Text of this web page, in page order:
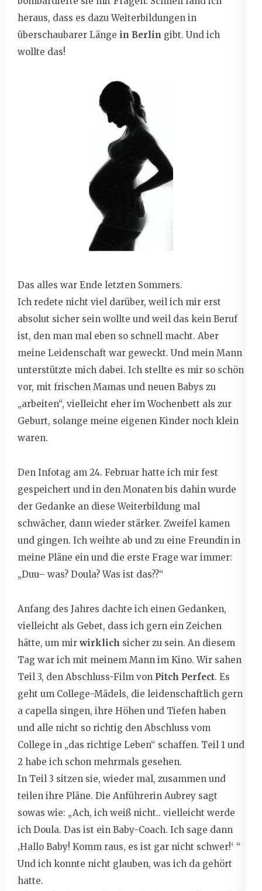
heraus, dass es dazu Weiterbildungen in
überschaubarer Länge in Berlin gibt. Und ich
wollte das!
Das alles war Ende letzten Sommers.
Ich redete nicht viel darüber, weil ich mir erst
absolut sicher sein wollte und weil das kein Beruf
ist, den man mal eben so schnell macht. Aber
meine Leidenschaft war geweckt. Und mein Mann
unterstützte mich dabei. Ich stellte es mir so schön
vor, mit frischen Mamas und neuen Babys zu
„arbeiten“, vielleicht eher im Wochenbett als zur
Geburt, solange meine eigenen Kinder noch klein
waren.
Den Infotag am 24. Februar hatte ich mir fest
gespeichert und in den Monaten bis dahin wurde
der Gedanke an diese Weiterbildung mal
schwächer, dann wieder stärker. Zweifel kamen
und gingen. Ich weihte ab und zu eine Freundin in
meine Pläne ein und die erste Frage war immer:
„Duu– was? Doula? Was ist das??“
Anfang des Jahres dachte ich einen Gedanken,
vielleicht als Gebet, dass ich gern ein Zeichen
hätte, um mir wirklich sicher zu sein. An diesem
Tag war ich mit meinem Mann im Kino. Wir sahen
Teil 3, den Abschluss-Film von Pitch Perfect. Es
geht um College-Mädels, die leidenschaftlich gern
a capella singen, ihre Höhen und Tiefen haben
und alle nicht so richtig den Abschluss vom
College in „das richtige Leben“ schaffen. Teil 1 und
2 habe ich schon mehrmals gesehen.
In Teil 3 sitzen sie, wieder mal, zusammen und
teilen ihre Pläne. Die Anführerin Aubrey sagt
sowas wie: „Ach, ich weiß nicht.. vielleicht werde
ich Doula. Das ist ein Baby-Coach. Ich sage dann
‚Hallo Baby! Komm raus, es ist gar nicht schwer!‘ “
Und ich konnte nicht glauben, was ich da gehört
hatte.